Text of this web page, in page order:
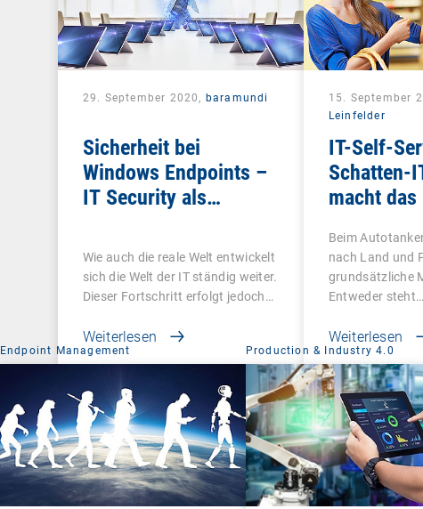
29. September 2020, baramundi
Sicherheit bei
Windows Endpoints –
IT Security als
Konzept
Wie auch die reale Welt entwickelt
sich die Welt der IT ständig weiter.
Dieser Fortschritt erfolgt jedoch…
Weiterlesen
15. September
Leinfelder
IT-Self-
Schatten-
macht das
Beim
nach Land und
grundsätzliche
Entweder steht…
Weiterlesen
Endpoint Management Production & Industry 4.0